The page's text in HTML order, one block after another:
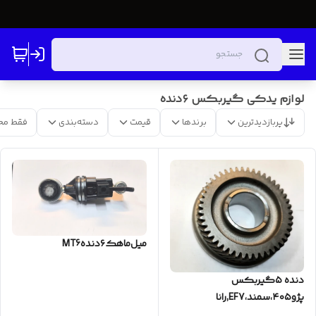
لوازم یدکی گیربکس ۶دنده
پربازدیدترین برندها قیمت دسته‌بندی فقط
دنده ۵گیربکس
پژو۴۰۵،سمند،EF7,رانا
میل‌ماهک‌۶دندهMT6